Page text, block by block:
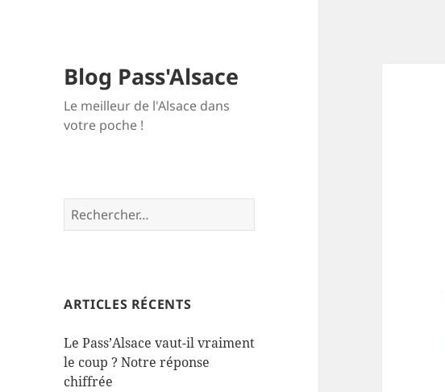
Blog Pass'Alsace
Le meilleur de l'Alsace dans
votre poche !
Rechercher :
ARTICLES RÉCENTS
Le Pass’Alsace vaut-il vraiment
le coup ? Notre réponse
chiffrée